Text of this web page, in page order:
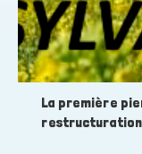
La première
restructuration